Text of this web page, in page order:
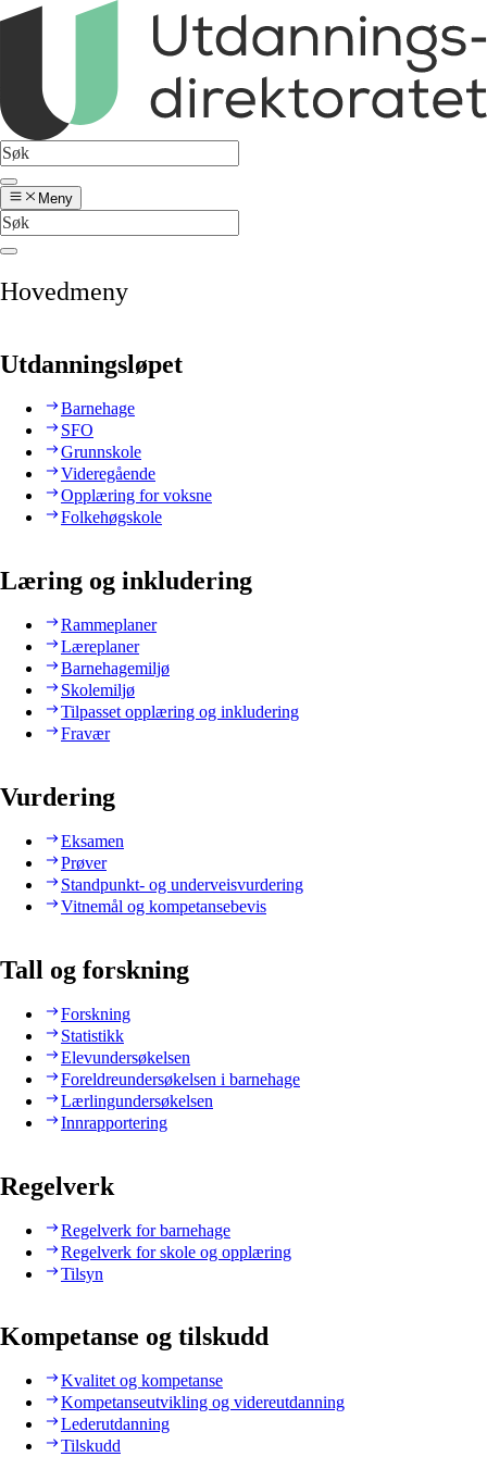
Meny
Hovedmeny
Utdanningsløpet
Barnehage
SFO
Grunnskole
Videregående
Opplæring for voksne
Folkehøgskole
Læring og inkludering
Rammeplaner
Læreplaner
Barnehagemiljø
Skolemiljø
Tilpasset opplæring og inkludering
Fravær
Vurdering
Eksamen
Prøver
Standpunkt- og underveisvurdering
Vitnemål og kompetansebevis
Tall og forskning
Forskning
Statistikk
Elevundersøkelsen
Foreldreundersøkelsen i barnehage
Lærlingundersøkelsen
Innrapportering
Regelverk
Regelverk for barnehage
Regelverk for skole og opplæring
Tilsyn
Kompetanse og tilskudd
Kvalitet og kompetanse
Kompetanseutvikling og videreutdanning
Lederutdanning
Tilskudd